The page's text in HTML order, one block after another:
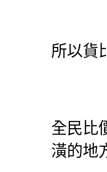
所以貨
全民比
潢的地